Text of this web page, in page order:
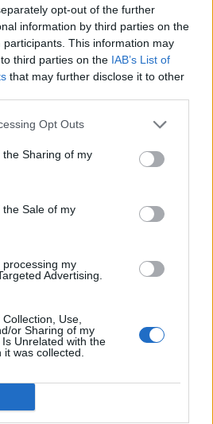
opt-out of the further
information by third parties on the
participants. This information may
third parties on the IAB’s List of
that may further disclose it to other
Opt Outs
Sharing of my
Sale of my
my
Advertising.
Use,
or Sharing of my
Unrelated with the
was collected.
και άλλες
υποδοµές έχουν
Πανεπιστήµιο
έργου 105.400.000
εγκαταστάσεις
του Πανεπιστηµίου
ένα ευρύτερο πλέγµα
πανεπιστηµιακών
σε εξέλιξη. Η
φοιτητικών
στα πανεπιστήµια, ενώ
τρεις διαγωνισµούς Σ∆ΙΤ